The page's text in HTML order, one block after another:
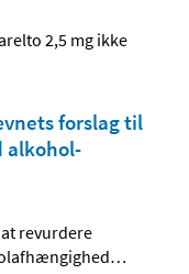
2,5 mg ikke
forslag til
alkohol­
revurdere
…